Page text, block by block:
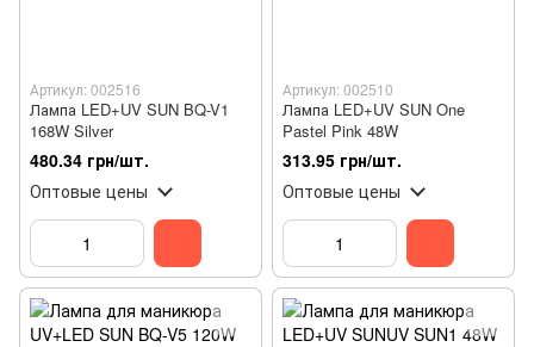
Артикул: 002516
Лампа LED+UV SUN BQ-V1
168W Silver
480.34 грн/шт.
Оптовые цены
Артикул: 002510
Лампа LED+UV SUN One
Pastel Pink 48W
313.95 грн/шт.
Оптовые цены